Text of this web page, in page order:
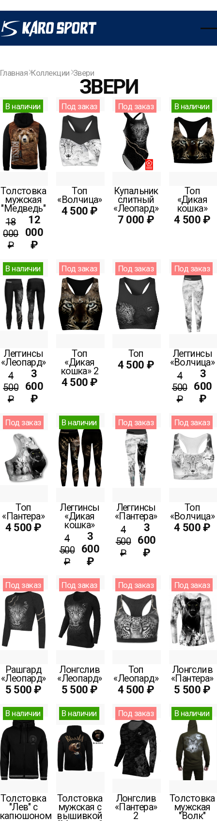
Главная Коллекции Звери
ЗВЕРИ
В наличии
Толстовка
мужская
"Медведь"
18
000
₽
12
000
₽
Под заказ
Топ
«Волчица»
4 500 ₽
Под заказ
Купальник
слитный
«Леопард»
7 000 ₽
В наличии
Топ
«Дикая
кошка»
4 500 ₽
В наличии
Леггинсы
«Леопард»
4
500
₽
3
600
₽
Под заказ
Топ
«Дикая
кошка» 2
4 500 ₽
Под заказ
Топ
4 500 ₽
Под заказ
Леггинсы
«Волчица»
4
500
₽
3
600
₽
Под заказ
Топ
«Пантера»
4 500 ₽
В наличии
Леггинсы
«Дикая
кошка»
4
500
₽
3
600
₽
Под заказ
Леггинсы
«Пантера»
4
500
₽
3
600
₽
Под заказ
Топ
«Волчица»
4 500 ₽
Под заказ
Рашгард
«Леопард»
5 500 ₽
Под заказ
Лонгслив
«Леопард»
5 500 ₽
Под заказ
Топ
«Леопард»
4 500 ₽
Под заказ
Лонгслив
«Пантера»
5 500 ₽
В наличии
Толстовка
"Лев" с
капюшоном
В наличии
Толстовка
мужская c
вышивкой
Под заказ
Лонгслив
«Пантера»
2
В наличии
Толстовка
мужская
"Волк"